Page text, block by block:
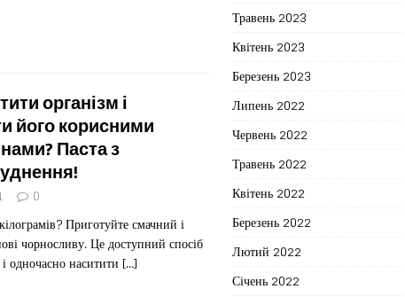
організм і
його корисними
Паста з
0
Приготуйте смачний і
чорносливу. Це доступний спосіб
одночасно наситити […]
Травень 2023
Квітень 2023
Березень 2023
Липень 2022
Червень 2022
Травень 2022
Квітень 2022
Березень 2022
Лютий 2022
Січень 2022